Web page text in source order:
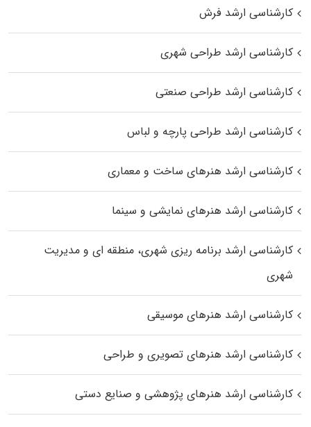
کارشناسی ارشد فرش
کارشناسی ارشد طراحی شهری
کارشناسی ارشد طراحی صنعتی
کارشناسی ارشد طراحی پارچه و لباس
کارشناسی ارشد هنرهای ساخت و معماری
کارشناسی ارشد هنرهای نمایشی و سینما
کارشناسی ارشد برنامه ریزی شهری، منطقه‌ ای و مدیریت
شهری
کارشناسی ارشد هنرهای موسیقی
کارشناسی ارشد هنرهای تصویری و طراحی
کارشناسی ارشد هنرهای پژوهشی و صنایع دستی